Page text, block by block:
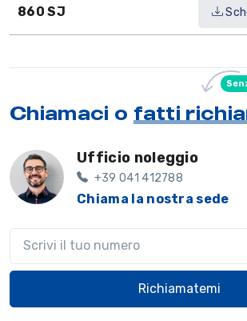
860 SJ
Chiamaci o fatti
Ufficio noleggio
+39 041 412788
Chiama la nostra sede
Richiamatemi